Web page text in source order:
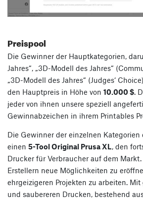
Preispool
Die Gewinner der Hauptkategorien,
Jahres“, „3D-Modell des Jahres“
„3D-Modell des Jahres“ (Judges‘
den Hauptpreis in Höhe von 10.000 $.
jeder von ihnen unsere speziell
Gewinnabzeichen in ihrem Printables
Die Gewinner der einzelnen
einen 5-Tool Original Prusa XL, den
Drucker für Verbraucher auf dem
Erstellern neue Möglichkeiten zu
ehrgeizigeren Projekten zu arbeiten. Mit
und saubereren Drucken, bestehend